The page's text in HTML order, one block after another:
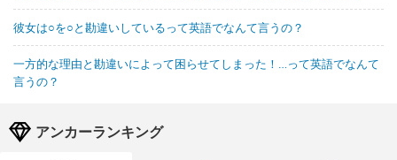
彼女は○を○と勘違いしているって英語でなんて言うの？
一方的な理由と勘違いによって困らせてしまった！…って英語でなんて
言うの？
アンカーランキング